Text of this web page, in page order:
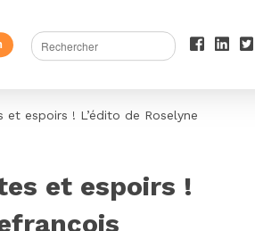
espoirs ! L’édito de Roselyne
et espoirs !